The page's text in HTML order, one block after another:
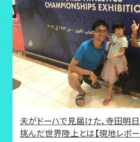
夫がドーハで見届けた、寺田明
挑んだ世界陸上とは【現地レポー